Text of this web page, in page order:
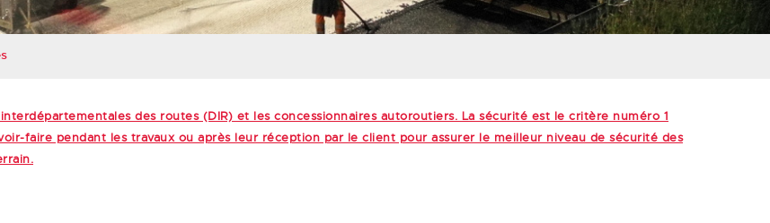
des routes (DIR) et les concessionnaires autoroutiers. La sécurité est le critère numéro 1
faire pendant les travaux ou après leur réception par le client pour assurer le meilleur niveau de sécurité des